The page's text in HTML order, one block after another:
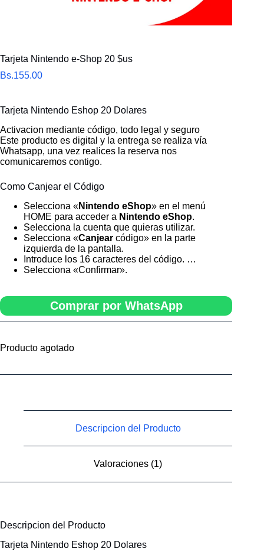
Tarjeta Nintendo e-Shop 20 $us
Bs.155.00
Tarjeta Nintendo Eshop 20 Dolares
Activacion mediante código, todo legal y seguro
Este producto es digital y la entrega se realiza vía
Whatsapp, una vez realices la reserva nos
comunicaremos contigo.
Como Canjear el Código
Selecciona «Nintendo eShop» en el menú
HOME para acceder a Nintendo eShop.
Selecciona la cuenta que quieras utilizar.
Selecciona «Canjear código» en la parte
izquierda de la pantalla.
Introduce los 16 caracteres del código. …
Selecciona «Confirmar».
Comprar por WhatsApp
Producto agotado
Descripcion del Producto
Valoraciones (1)
Descripcion del Producto
Tarjeta Nintendo Eshop 20 Dolares